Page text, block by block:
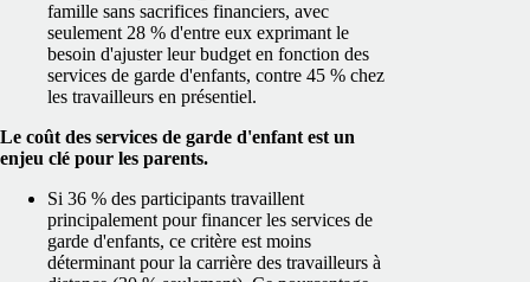
famille sans sacrifices financiers, avec
seulement 28 % d'entre eux exprimant le
besoin d'ajuster leur budget en fonction des
services de garde d'enfants, contre 45 % chez
les travailleurs en présentiel.
Le coût des services de garde d'enfant est un
enjeu clé pour les parents.
Si 36 % des participants travaillent
principalement pour financer les services de
garde d'enfants, ce critère est moins
déterminant pour la carrière des travailleurs à